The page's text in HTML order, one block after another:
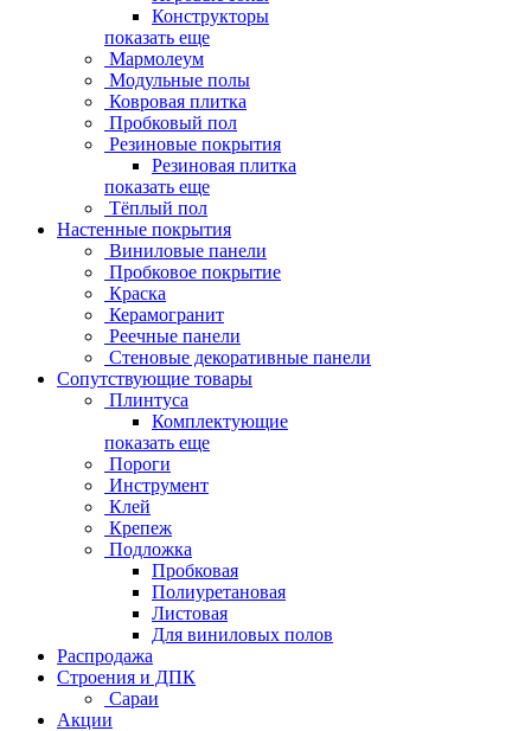
Конструкторы
показать еще
Мармолеум
Модульные полы
Ковровая плитка
Пробковый пол
Резиновые покрытия
Резиновая плитка
показать еще
Тёплый пол
Настенные покрытия
Виниловые панели
Пробковое покрытие
Краска
Керамогранит
Реечные панели
Стеновые декоративные панели
Сопутствующие товары
Плинтуса
Комплектующие
показать еще
Пороги
Инструмент
Клей
Крепеж
Подложка
Пробковая
Полиуретановая
Листовая
Для виниловых полов
Распродажа
Строения и ДПК
Сараи
Акции